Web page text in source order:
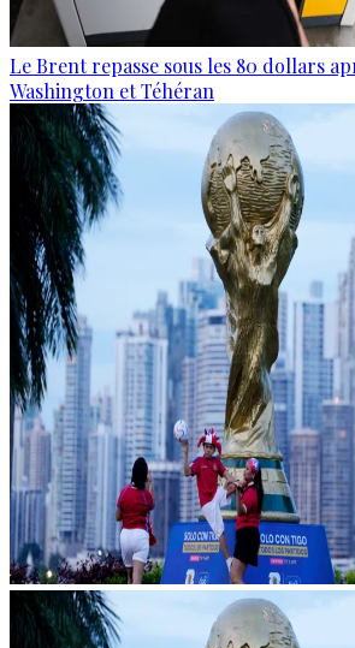
Le Brent repasse sous les 80 dollars
Washington et Téhéran